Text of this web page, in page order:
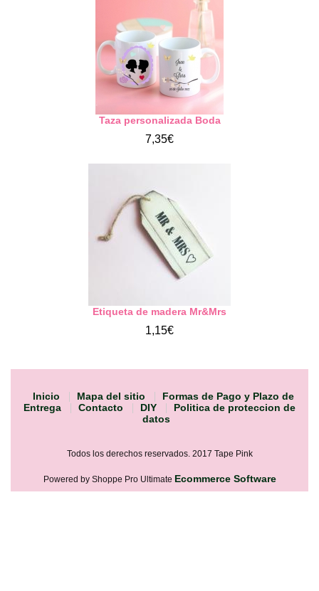
Taza personalizada Boda
7,35€
Etiqueta de madera Mr&Mrs
1,15€
Inicio Mapa del sitio
Formas de Pago y Plazo de
Entrega
Contacto DIY
Politica de proteccion de
datos
Todos los derechos reservados. 2017 Tape Pink
Powered by Shoppe Pro Ultimate Ecommerce Software